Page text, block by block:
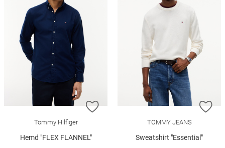
ZUR WUNSCHLISTE HINZUFÜGEN
Tommy Hilfiger
Hemd "FLEX FLANNEL"
TOMMY JEANS
Sweatshirt "Essential"